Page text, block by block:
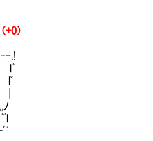
(+0)
l